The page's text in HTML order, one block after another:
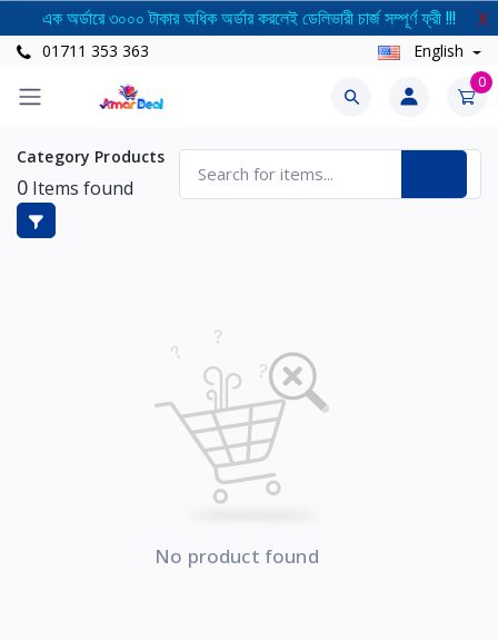
এক অর্ডারে ৩০০০ টাকার অধিক অর্ডার করলেই ডেলিভারী চার্জ সম্পূর্ণ ফ্রী !!! X
01711 353 363 English
0
Category Products
0 Items found
No product found